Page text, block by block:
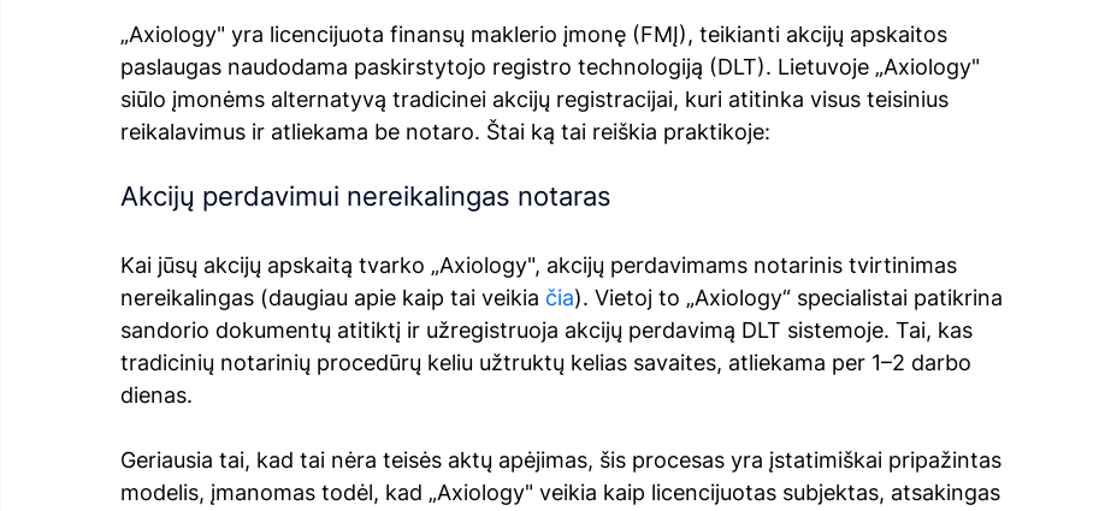
„Axiology" yra licencijuota finansų maklerio įmonę (FMĮ), teikianti akcijų apskaitos
paslaugas naudodama paskirstytojo registro technologiją (DLT). Lietuvoje „Axiology"
siūlo įmonėms alternatyvą tradicinei akcijų registracijai, kuri atitinka visus teisinius
reikalavimus ir atliekama be notaro. Štai ką tai reiškia praktikoje:
Akcijų perdavimui nereikalingas notaras
Kai jūsų akcijų apskaitą tvarko „Axiology", akcijų perdavimams notarinis tvirtinimas
nereikalingas (daugiau apie kaip tai veikia čia). Vietoj to „Axiology“ specialistai patikrina
sandorio dokumentų atitiktį ir užregistruoja akcijų perdavimą DLT sistemoje. Tai, kas
tradicinių notarinių procedūrų keliu užtruktų kelias savaites, atliekama per 1–2 darbo
dienas.
Geriausia tai, kad tai nėra teisės aktų apėjimas, šis procesas yra įstatimiškai pripažintas
modelis, įmanomas todėl, kad „Axiology" veikia kaip licencijuotas subjektas, atsakingas